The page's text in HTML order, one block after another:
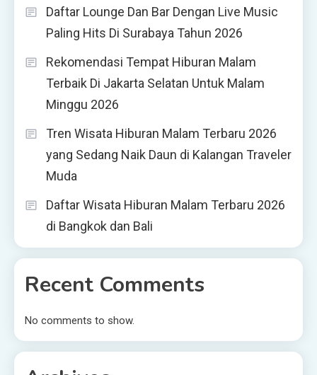
Daftar Lounge Dan Bar Dengan Live Music
Paling Hits Di Surabaya Tahun 2026
Rekomendasi Tempat Hiburan Malam
Terbaik Di Jakarta Selatan Untuk Malam
Minggu 2026
Tren Wisata Hiburan Malam Terbaru 2026
yang Sedang Naik Daun di Kalangan Traveler
Muda
Daftar Wisata Hiburan Malam Terbaru 2026
di Bangkok dan Bali
Recent Comments
No comments to show.